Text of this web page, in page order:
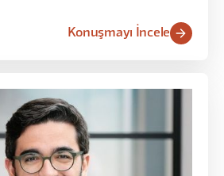
Konuşmayı İncele